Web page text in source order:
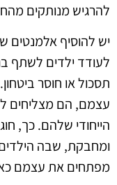
להרגיש מנותקים
יש להוסיף אלמנטים
לעודד ילדים לשתף
תסכול או חוסר
עצמם, הם מצליחים
הייחודי שלהם. כך,
ומחבקת, שבה
מפתחים את עצמם